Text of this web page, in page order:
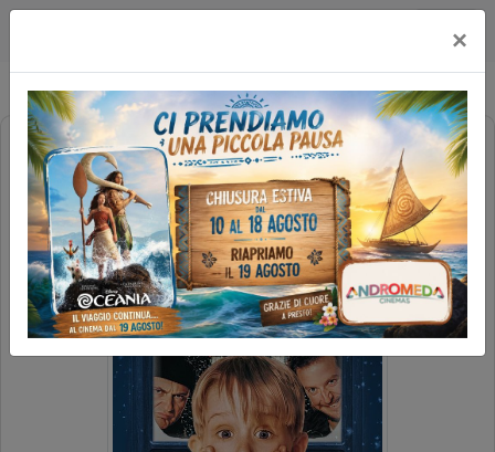
MAMMA, HO PERSO L'AEREO
(35°ANNIVERSARIO) (1H43')
EVENTO 10
×